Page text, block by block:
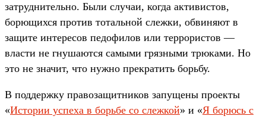
затруднительно. Были случаи, когда активистов,
борющихся против тотальной слежки, обвиняют в
защите интересов педофилов или террористов —
власти не гнушаются самыми грязными трюками. Но
это не значит, что нужно прекратить борьбу.
В поддержку правозащитников запущены проекты
«Истории успеха в борьбе со слежкой» и «Я борюсь с